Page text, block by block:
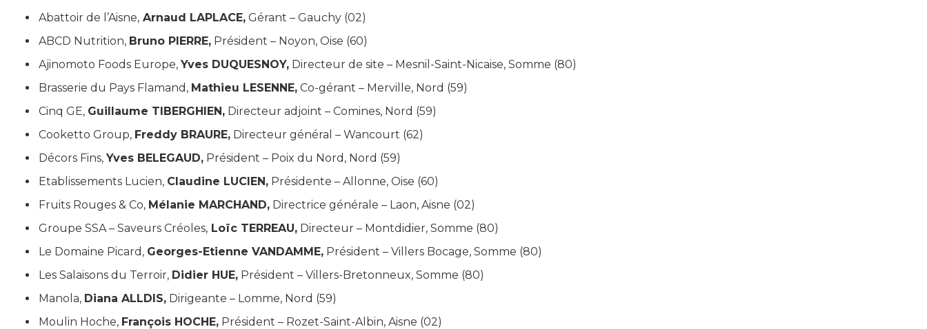
Abattoir de l’Aisne, Arnaud LAPLACE, Gérant – Gauchy (02)
ABCD Nutrition, Bruno PIERRE, Président – Noyon, Oise (60)
Ajinomoto Foods Europe, Yves DUQUESNOY, Directeur de site – Mesnil-Saint-Nicaise, Somme (80)
Brasserie du Pays Flamand, Mathieu LESENNE, Co-gérant – Merville, Nord (59)
Cinq GE, Guillaume TIBERGHIEN, Directeur adjoint – Comines, Nord (59)
Cooketto Group, Freddy BRAURE, Directeur général – Wancourt (62)
Décors Fins, Yves BELEGAUD, Président – Poix du Nord, Nord (59)
Etablissements Lucien, Claudine LUCIEN, Présidente – Allonne, Oise (60)
Fruits Rouges & Co, Mélanie MARCHAND, Directrice générale – Laon, Aisne (02)
Groupe SSA – Saveurs Créoles, Loïc TERREAU, Directeur – Montdidier, Somme (80)
Le Domaine Picard, Georges-Etienne VANDAMME, Président – Villers Bocage, Somme (80)
Les Salaisons du Terroir, Didier HUE, Président – Villers-Bretonneux, Somme (80)
Manola, Diana ALLDIS, Dirigeante – Lomme, Nord (59)
Moulin Hoche, François HOCHE, Président – Rozet-Saint-Albin, Aisne (02)